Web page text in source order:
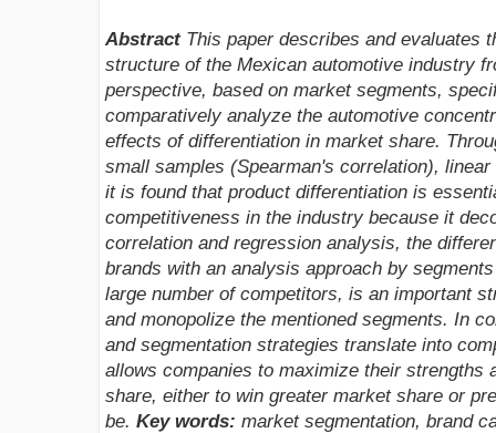
Abstract This paper describes and evaluates
structure of the Mexican automotive industry
perspective, based on market segments,
comparatively analyze the automotive
effects of differentiation in market share.
small samples (Spearman's correlation),
it is found that product differentiation is
competitiveness in the industry because it
correlation and regression analysis, the
brands with an analysis approach by
large number of competitors, is an important
and monopolize the mentioned segments. In
and segmentation strategies translate into
allows companies to maximize their strengths
share, either to win greater market share or
be. Key words: market segmentation, brand